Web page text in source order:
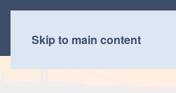
Skip to main content